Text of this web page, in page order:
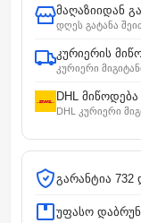
მაღაზიიდან
დღეს გატანა
კურიერის
კურიერი
DHL მიწოდება
DHL კურიერი
გარანტია 732
უფასო